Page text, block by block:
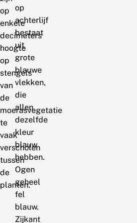
op
enkele
decimeters
hoogte
op
stengels
van
de
moerasvegetatie
te
vaak
verscholen
tussen
de
planten.
op
achterlijf
bestaat
uit
grote
blauwe
vlekken,
die
allen
dezelfde
kleur
blauw
hebben.
Ogen
geheel
fel
blauw.
Zijkant